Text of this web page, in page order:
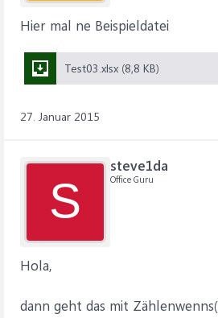
Hier mal ne Beispieldatei
Test03.xlsx (8,8 KB)
27. Januar 2015
S
steve1da
Office Guru
Hola,
dann geht das mit